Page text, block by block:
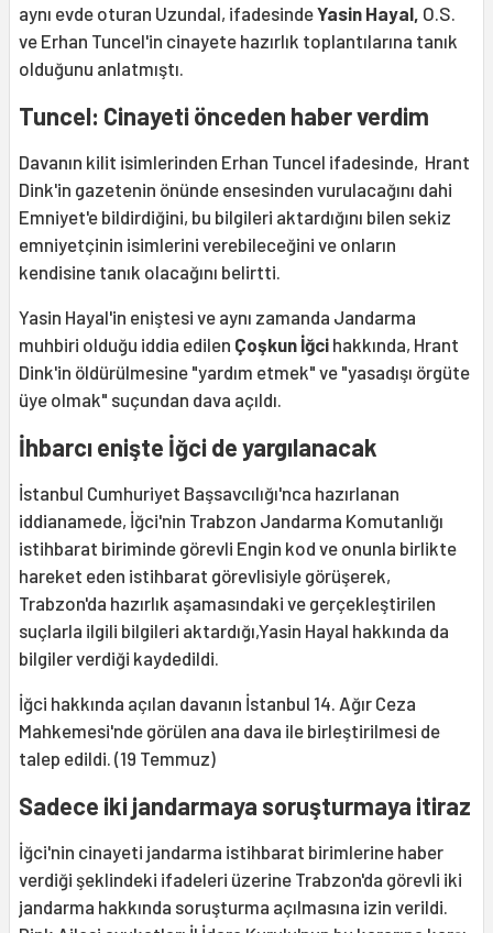
aynı evde oturan Uzundal, ifadesindeYasin Hayal, O.S.
ve Erhan Tuncel'in cinayete hazırlık toplantılarına tanık
olduğunu anlatmıştı.
Tuncel: Cinayeti önceden haber verdim
Davanın kilit isimlerinden Erhan Tuncel ifadesinde, Hrant
Dink'in gazetenin önünde ensesinden vurulacağını dahi
Emniyet'e bildirdiğini, bu bilgileri aktardığını bilen sekiz
emniyetçinin isimlerini verebileceğini ve onların
kendisine tanık olacağını belirtti.
Yasin Hayal'in eniştesi ve aynı zamanda Jandarma
muhbiri olduğu iddia edilen Çoşkun İğci hakkında, Hrant
Dink'in öldürülmesine "yardım etmek" ve "yasadışı örgüte
üye olmak" suçundan dava açıldı.
İhbarcı enişte İğci de yargılanacak
İstanbul Cumhuriyet Başsavcılığı'nca hazırlanan
iddianamede, İğci'nin Trabzon Jandarma Komutanlığı
istihbarat biriminde görevli Engin kod ve onunla birlikte
hareket eden istihbarat görevlisiyle görüşerek,
Trabzon'da hazırlık aşamasındaki ve gerçekleştirilen
suçlarla ilgili bilgileri aktardığı,Yasin Hayal hakkında da
bilgiler verdiği kaydedildi.
İğci hakkında açılan davanın İstanbul 14. Ağır Ceza
Mahkemesi'nde görülen ana dava ile birleştirilmesi de
talep edildi. (19 Temmuz)
Sadece iki jandarmaya soruşturmaya itiraz
İğci'nin cinayeti jandarma istihbarat birimlerine haber
verdiği şeklindeki ifadeleri üzerine Trabzon'da görevli iki
jandarma hakkında soruşturma açılmasına izin verildi.